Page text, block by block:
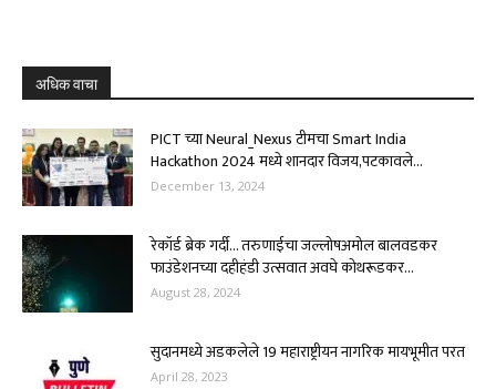
अधिक वाचा
PICT च्या Neural_Nexus टीमचा Smart India
Hackathon 2024 मध्ये शानदार विजय,पटकावले...
December 13, 2024
रेकॉर्ड ब्रेक गर्दी… तरुणाईचा जल्लोषअमोल बालवडकर
फाउंडेशनच्या दहीहंडी उत्सवात अवघे कोथरूडकर...
August 28, 2024
सुदानमध्ये अडकलेले 19 महाराष्ट्रीयन नागरिक मायभूमीत परत
April 28, 2023